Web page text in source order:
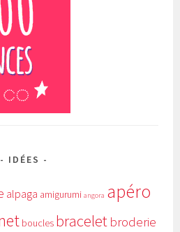
IDÉES
alpaga amigurumi angora apéro
boucles bracelet broderie